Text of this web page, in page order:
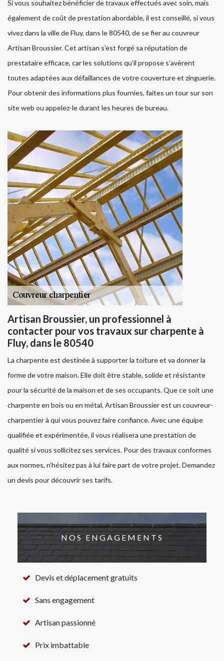
Si vous souhaitez bénéficier de travaux effectués avec soin, mais
également de coût de prestation abordable, il est conseillé, si vous
vivez dans la ville de Fluy, dans le 80540, de se fier au couvreur
Artisan Broussier. Cet artisan s’est forgé sa réputation de
prestataire efficace, car les solutions qu’il propose s’avèrent
toutes adaptées aux défaillances de votre couverture et zinguerie.
Pour obtenir des informations plus fournies, faites un tour sur son
site web ou appelez-le durant les heures de bureau.
Artisan Broussier, un professionnel à
contacter pour vos travaux sur charpente à
Fluy, dans le 80540
La charpente est destinée à supporter la toiture et va donner la
forme de votre maison. Elle doit être stable, solide et résistante
pour la sécurité de la maison et de ses occupants. Que ce soit une
charpente en bois ou en métal, Artisan Broussier est un couvreur-
charpentier à qui vous pouvez faire confiance. Avec une équipe
qualifiée et expérimentée, il vous réalisera une prestation de
qualité si vous sollicitez ses services. Pour des travaux conformes
aux normes, n’hésitez pas à lui faire part de votre projet. Demandez
un devis pour découvrir ses tarifs.
NOS ENGAGEMENTS
Devis et déplacement gratuits
Sans engagement
Artisan passionné
Prix imbattable